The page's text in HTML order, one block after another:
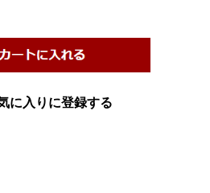
に入りに登録する